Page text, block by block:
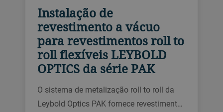
Instalação de
revestimento a vácuo
para revestimentos roll to
roll flexíveis LEYBOLD
OPTICS da série PAK
O sistema de metalização roll to roll da
Leybold Optics PAK fornece revestimentos